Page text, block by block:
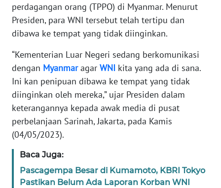
perdagangan orang (TPPO) di Myanmar. Menurut
Presiden, para WNI tersebut telah tertipu dan
dibawa ke tempat yang tidak diinginkan.
“Kementerian Luar Negeri sedang berkomunikasi
dengan Myanmaragar WNI kita yang ada di sana.
Ini kan penipuan dibawa ke tempat yang tidak
diinginkan oleh mereka,” ujar Presiden dalam
keterangannya kepada awak media di pusat
perbelanjaan Sarinah, Jakarta, pada Kamis
(04/05/2023).
Baca Juga:
Pascagempa Besar di Kumamoto, KBRI Tokyo
Pastikan Belum Ada Laporan Korban WNI
KONTAK
KAMI
INFO
IKLAN
TENTANG
KAMI
PEDOMAN
MEDIA
SIBER
REDAKSI